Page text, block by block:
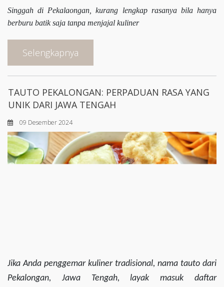
Singgah di Pekalaongan, kurang lengkap rasanya bila hanya
berburu batik saja tanpa menjajal kuliner
Selengkapnya
TAUTO PEKALONGAN: PERPADUAN RASA YANG
UNIK DARI JAWA TENGAH
09 Desember 2024
Jika Anda penggemar kuliner tradisional, nama tauto dari
Pekalongan, Jawa Tengah, layak masuk daftar